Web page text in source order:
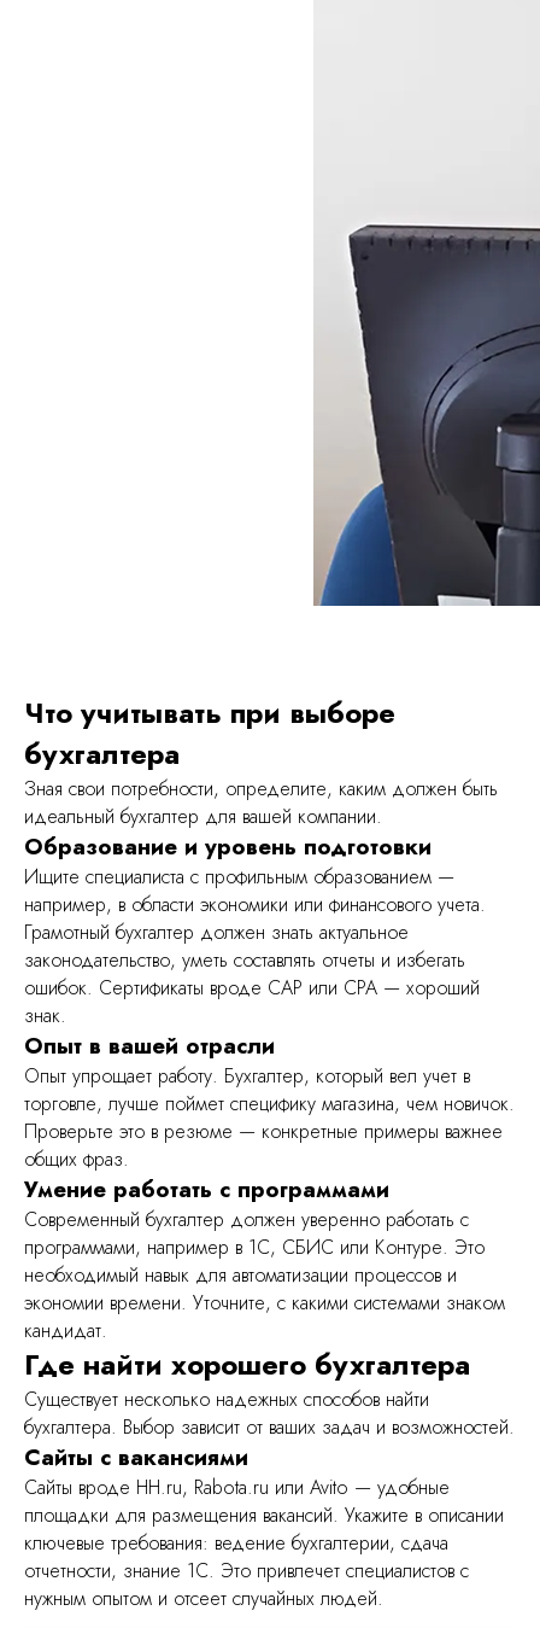
Что учитывать при выборе
бухгалтера
Зная свои потребности, определите, каким должен быть
идеальный бухгалтер для вашей компании.
Образование и уровень подготовки
Ищите специалиста с профильным образованием —
например, в области экономики или финансового учета.
Грамотный бухгалтер должен знать актуальное
законодательство, уметь составлять отчеты и избегать
ошибок. Сертификаты вроде CAP или CPA — хороший
знак.
Опыт в вашей отрасли
Опыт упрощает работу. Бухгалтер, который вел учет в
торговле, лучше поймет специфику магазина, чем новичок.
Проверьте это в резюме — конкретные примеры важнее
общих фраз.
Умение работать с программами
Современный бухгалтер должен уверенно работать с
программами, например в 1С, СБИС или Контуре. Это
необходимый навык для автоматизации процессов и
экономии времени. Уточните, с какими системами знаком
кандидат.
Где найти хорошего бухгалтера
Существует несколько надежных способов найти
бухгалтера. Выбор зависит от ваших задач и возможностей.
Сайты с вакансиями
Сайты вроде HH.ru, Rabota.ru или Avito — удобные
площадки для размещения вакансий. Укажите в описании
ключевые требования: ведение бухгалтерии, сдача
отчетности, знание 1С. Это привлечет специалистов с
нужным опытом и отсеет случайных людей.